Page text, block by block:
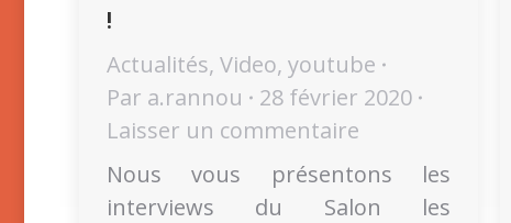
!
Actualités, Video, youtube
Par a.rannou
28 février 2020
Laisser un commentaire
Nous vous présentons les
interviews du Salon les